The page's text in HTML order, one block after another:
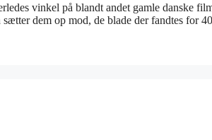
vinkel på blandt andet gamle danske
dem op mod, de blade der fandtes for